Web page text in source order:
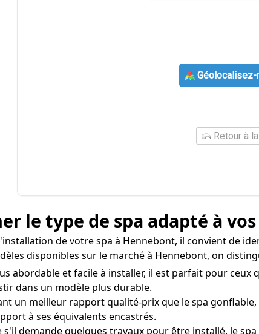
Géolocalisez-
Retour à
le type de spa adapté à
de votre spa à Hennebont, il convient de
disponibles sur le marché à Hennebont, on
abordable et facile à installer, il est parfait pour
dans un modèle plus durable.
un meilleur rapport qualité-prix que le spa
à ses équivalents encastrés.
s'il demande quelques travaux pour être installé, le